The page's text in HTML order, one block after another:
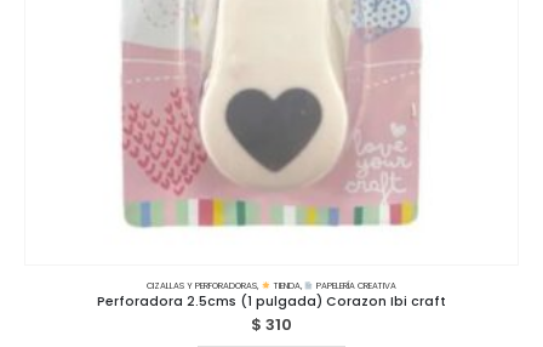
CIZALLAS Y PERFORADORAS, TIENDA, PAPELERÍA CREATIVA
Perforadora 2.5cms (1 pulgada) Corazon Ibi craft
$ 310